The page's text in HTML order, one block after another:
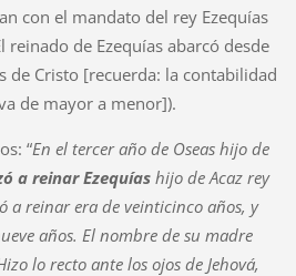
con el mandato del rey Ezequías
reinado de Ezequías abarcó desde
de Cristo [recuerda: la contabilidad
de mayor a menor]).
“En el tercer año de Oseas hijo de
a reinar Ezequíashijo de Acaz rey
a reinar era de veinticinco años, y
años. El nombre de su madre
lo recto ante los ojos de Jehová,